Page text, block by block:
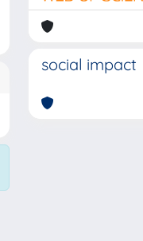
social impact